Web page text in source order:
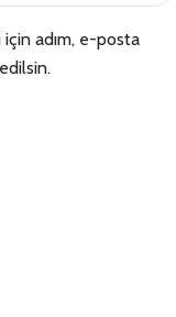
için adım, e-posta